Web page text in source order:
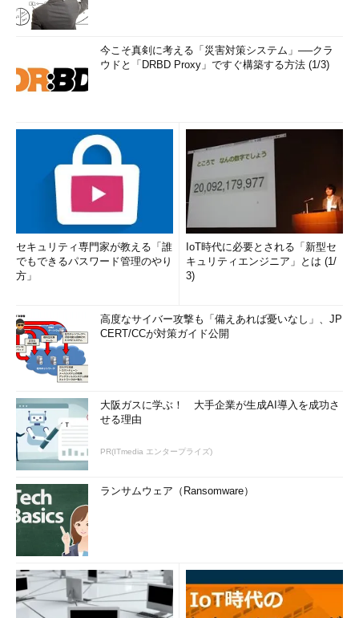
今こそ真剣に考える「災害対策システム」──クラ
ウドと「DRBD Proxy」ですぐ構築する方法 (1/3)
セキュリティ専門家が教える「誰
でもできるパスワード管理のやり
方」
IoT時代に必要とされる「新型セ
キュリティエンジニア」とは (1/
3)
高度なサイバー攻撃も「備えあれば憂いなし」、JP
CERT/CCが対策ガイド公開
大阪ガスに学ぶ！ 大手企業が生成AI導入を成功さ
せる理由
PR(ITmedia エンタープライズ)
ランサムウェア（Ransomware）